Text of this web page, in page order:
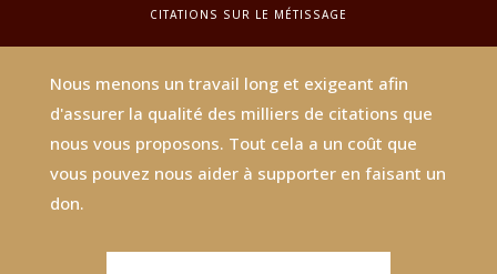
CITATIONS SUR LE MÉTISSAGE
Nous menons un travail long et exigeant afin
d'assurer la qualité des milliers de citations que
nous vous proposons. Tout cela a un coût que
vous pouvez nous aider à supporter en faisant un
don.